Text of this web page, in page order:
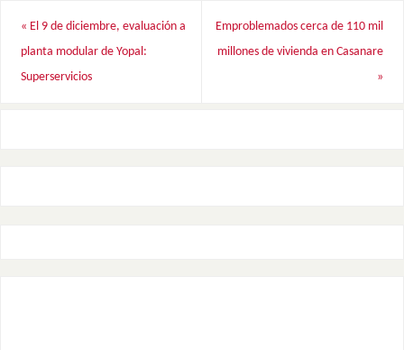
« El 9 de diciembre, evaluación a
planta modular de Yopal:
Superservicios
Emproblemados cerca de 110 mil
millones de vivienda en Casanare
»